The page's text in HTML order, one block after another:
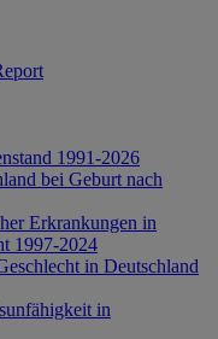
1991-2026
bei Geburt nach
Erkrankungen in
1997-2024
in Deutschland
in